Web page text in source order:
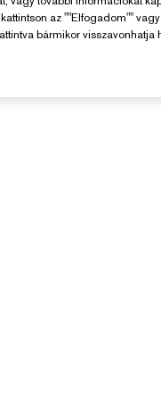
az ""Elfogadom""
bármikor visszavonhatja